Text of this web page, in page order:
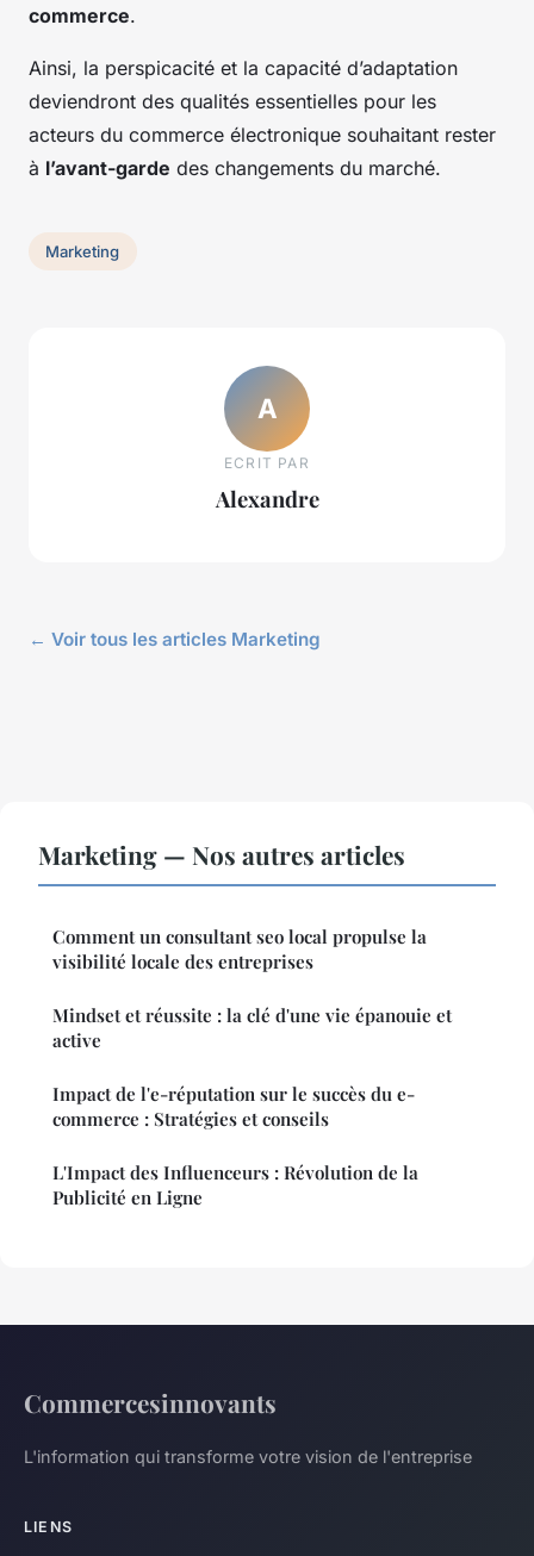
commerce.
Ainsi, la perspicacité et la capacité d’adaptation
deviendront des qualités essentielles pour les
acteurs du commerce électronique souhaitant rester
à l’avant-garde des changements du marché.
Marketing
A
ECRIT PAR
Alexandre
← Voir tous les articles Marketing
Marketing — Nos autres articles
Comment un consultant seo local propulse la
visibilité locale des entreprises
Mindset et réussite : la clé d'une vie épanouie et
active
Impact de l'e-réputation sur le succès du e-
commerce : Stratégies et conseils
L'Impact des Influenceurs : Révolution de la
Publicité en Ligne
Commercesinnovants
L'information qui transforme votre vision de l'entreprise
LIENS